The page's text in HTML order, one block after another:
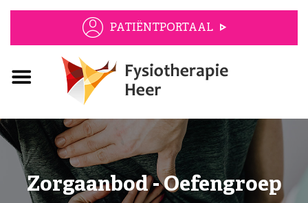
PATIËNTPORTAAL
Zorgaanbod - Oefengroep